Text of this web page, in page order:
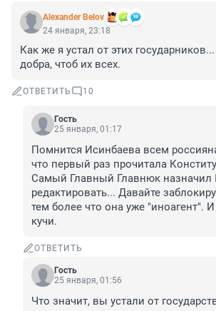
Alexander Belov
24 января, 23:18
Как же я устал от этих
добра, чтоб их всех.
ОТВЕТИТЬ 10
Гость
25 января, 01:17
Помнится Исинбаева всем
что первый раз прочитала
Самый Главный Главнюк назначил
редактировать... Давайте
тем более что она уже "иноагент".
кучи.
ОТВЕТИТЬ
Гость
25 января, 01:56
Что значит, вы устали от